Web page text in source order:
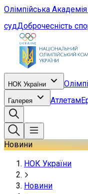
Олімпійська
судДоброчесність
НОК України
Галерея Атлетам
Новини
НОК України
Новини